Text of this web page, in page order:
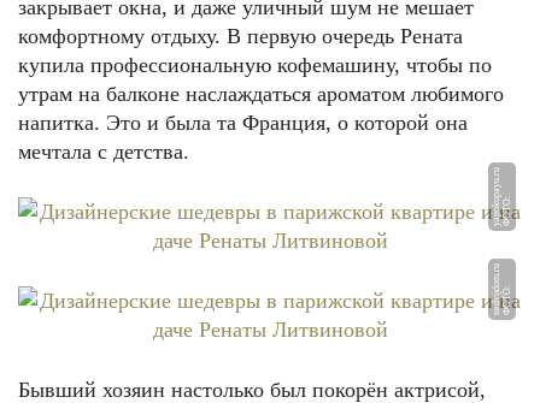
закрывает окна, и даже уличный шум не мешает
комфортному отдыху. В первую очередь Рената
купила профессиональную кофемашину, чтобы по
утрам на балконе наслаждаться ароматом любимого
напитка. Это и была та Франция, о которой она
мечтала с детства.
Ф
О
Т
О:
y
a
p
o
k
u
p
a
y
u.
r
u
Ф
О
Т
О:
n
e
d
vij
d
o
m.
r
u
Бывший хозяин настолько был покорён актрисой,